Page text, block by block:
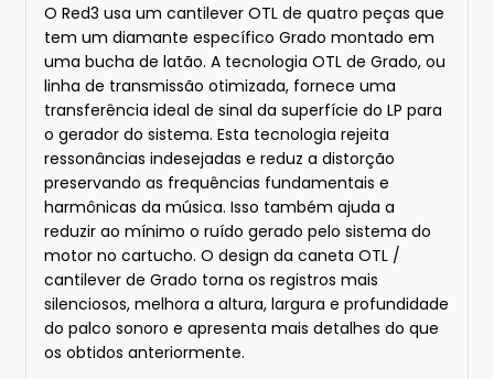
O Red3 usa um cantilever OTL de quatro peças que
tem um diamante específico Grado montado em
uma bucha de latão. A tecnologia OTL de Grado, ou
linha de transmissão otimizada, fornece uma
transferência ideal de sinal da superfície do LP para
o gerador do sistema. Esta tecnologia rejeita
ressonâncias indesejadas e reduz a distorção
preservando as frequências fundamentais e
harmônicas da música. Isso também ajuda a
reduzir ao mínimo o ruído gerado pelo sistema do
motor no cartucho. O design da caneta OTL /
cantilever de Grado torna os registros mais
silenciosos, melhora a altura, largura e profundidade
do palco sonoro e apresenta mais detalhes do que
os obtidos anteriormente.